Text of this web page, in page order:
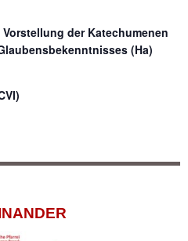
der Katechumenen
(Ha)